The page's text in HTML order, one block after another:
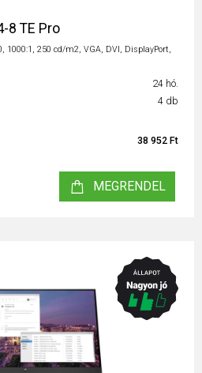
8 TE Pro
1000:1, 250 cd/m2, VGA, DVI, DisplayPort,
24 hó.
4 db
38 952 Ft
MEGRENDEL